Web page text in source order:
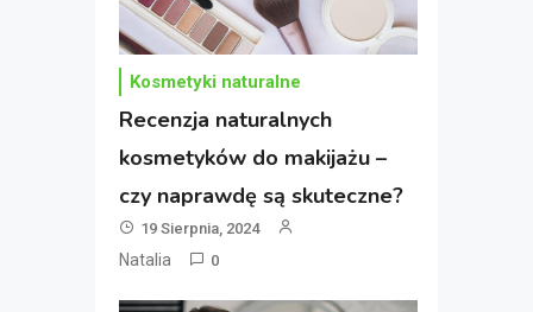
Kosmetyki naturalne
Recenzja naturalnych
kosmetyków do makijażu –
czy naprawdę są skuteczne?
19 Sierpnia, 2024
Natalia 0